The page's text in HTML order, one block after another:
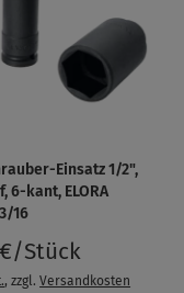
Einsatz 1/2",
6-kant, ELORA
16
Stück
, zzgl.Versandkosten